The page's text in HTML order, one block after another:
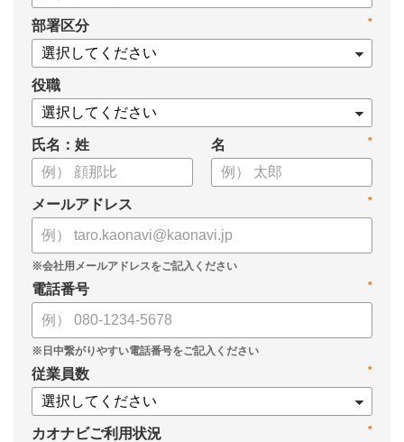
から始める方も安心です。評価シートフォーマットの作成や素
案の生成など、コピペで使えるプロンプトも収録！
生成AIを「壁打ち相手」や「作業アシスタント」にして、明日か
らの人事業務を効率化してみませんか？
【資料の内容】
・人事担当者に聞いた「生成AI活用に関する実態調査」
・生成AI利用における注意点やルール
・今日から使えるプロンプト集（人事評価、エンゲージメント業
務）
*
部署区分
役職
氏名：姓 *
名
*
メールアドレス
*
電話番号
*
従業員数
*
カオナビご利用状況